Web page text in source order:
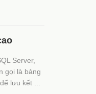
Server,
gọi là bảng
lưu kết ...